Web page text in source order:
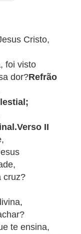
Cristo,
foi visto
dor?Refrão
II
te ensina,